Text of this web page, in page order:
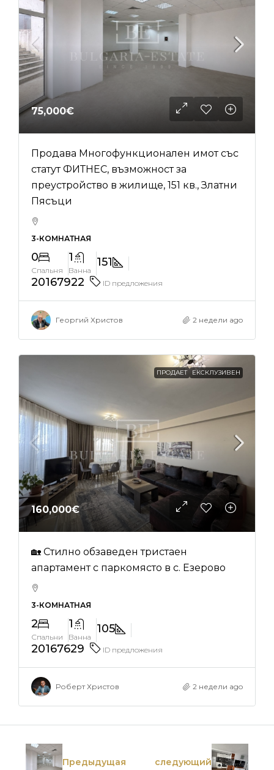
75,000€
Продава Многофункционален имот със
статут ФИТНЕС, възможност за
преустройство в жилище, 151 кв., Златни
Пясъци
3-КОМНАТНАЯ
0
Спальня
1
Ванна
151
20167922
ID предложения
Георгий Христов 2 недели ago
ПРОДАЕТ ЕКСКЛУЗИВЕН
160,000€
🏡 Стилно обзаведен тристаен
апартамент с паркомясто в с. Езерово
3-КОМНАТНАЯ
2
Спальни
1
Ванна
105
20167629
ID предложения
Роберт Христов 2 недели ago
Предыдущая следующий